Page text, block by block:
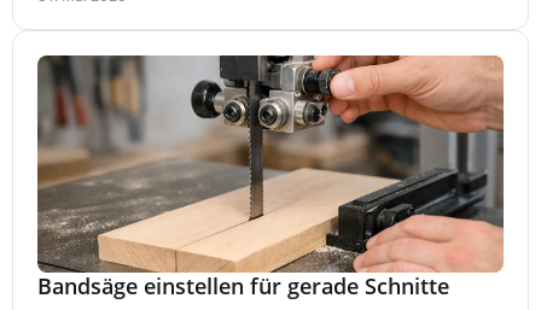
Bandsäge einstellen für gerade Schnitte